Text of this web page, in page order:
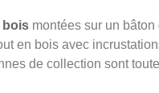
bois montées sur un
en bois avec
de collection sont